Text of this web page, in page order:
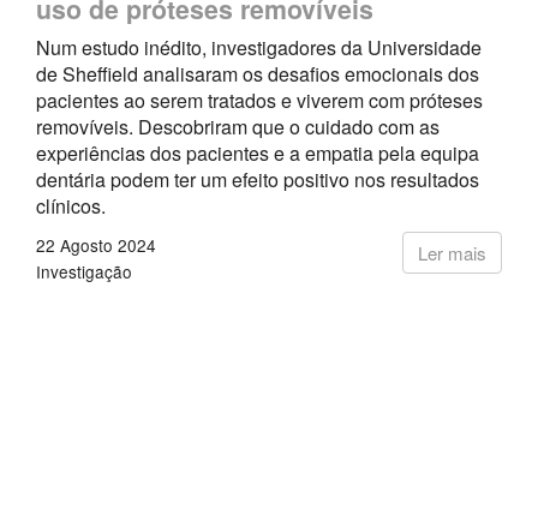
uso de próteses removíveis
Num estudo inédito, investigadores da Universidade
de Sheffield analisaram os desafios emocionais dos
pacientes ao serem tratados e viverem com próteses
removíveis. Descobriram que o cuidado com as
experiências dos pacientes e a empatia pela equipa
dentária podem ter um efeito positivo nos resultados
clínicos.
Ler mais
22 Agosto 2024
Investigação